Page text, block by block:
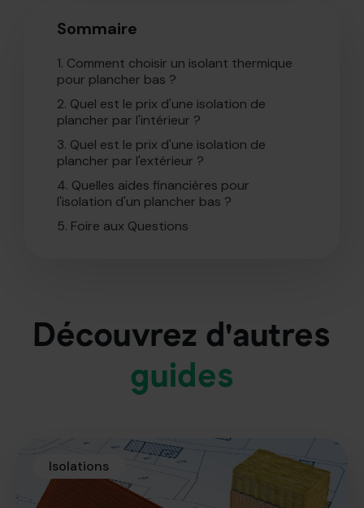
Sommaire
1. Comment choisir un isolant thermique
pour plancher bas ?
2. Quel est le prix d'une isolation de
plancher par l'intérieur ?
3. Quel est le prix d'une isolation de
plancher par l'extérieur ?
4. Quelles aides financières pour
l'isolation d'un plancher bas ?
5. Foire aux Questions
Découvrez d'autres
guides
Isolations